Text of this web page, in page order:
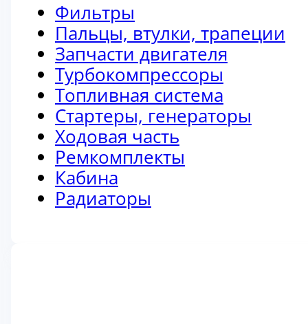
Фильтры
Пальцы, втулки, трапеции
Запчасти двигателя
Турбокомпрессоры
Топливная система
Стартеры, генераторы
Ходовая часть
Ремкомплекты
Кабина
Радиаторы